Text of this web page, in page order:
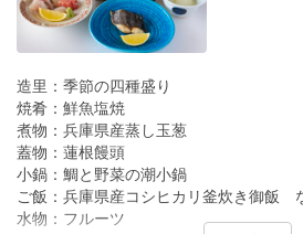
造里：季節の四種盛り
焼肴：鮮魚塩焼
煮物：兵庫県産蒸し玉葱
蓋物：蓮根饅頭
小鍋：鯛と野菜の潮小鍋
ご飯：兵庫県産コシヒカリ釜炊き御飯
水物：フルーツ